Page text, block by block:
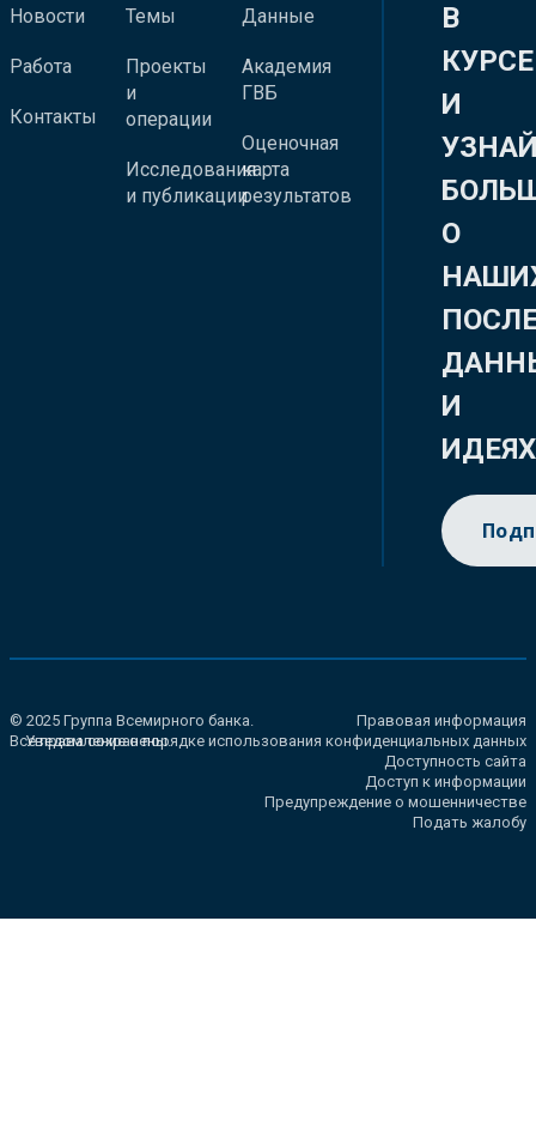
Новости
Работа
Контакты
Темы
Проекты
и
операции
Исследования
и публикации
Данные
Академия
ГВБ
Оценочная
карта
результатов
В
КУРСЕ
И
О
И
ИДЕЯХ
© 2025 Группа Всемирного банка.
Все права сохранены.
Правовая информация
Уведомление о порядке использования конфиденциальных данных
Доступность сайта
Доступ к информации
Предупреждение о мошенничестве
Подать жалобу